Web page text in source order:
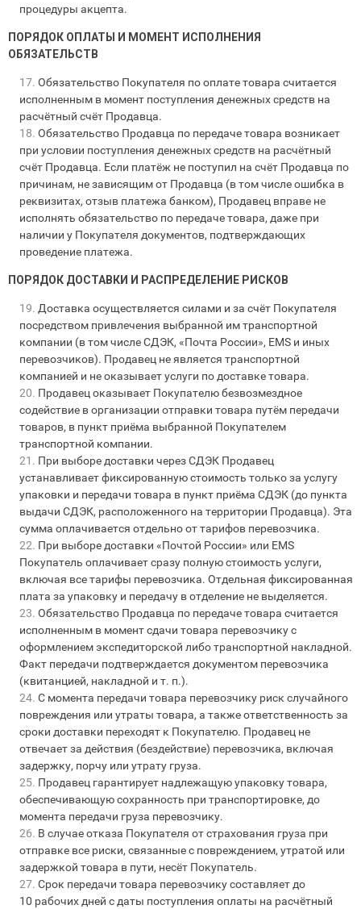
процедуры акцепта.
ПОРЯДОК ОПЛАТЫ И МОМЕНТ ИСПОЛНЕНИЯ
ОБЯЗАТЕЛЬСТВ
Обязательство Покупателя по оплате товара считается
исполненным в момент поступления денежных средств на
расчётный счёт Продавца.
Обязательство Продавца по передаче товара возникает
при условии поступления денежных средств на расчётный
счёт Продавца. Если платёж не поступил на счёт Продавца по
причинам, не зависящим от Продавца (в том числе ошибка в
реквизитах, отзыв платежа банком), Продавец вправе не
исполнять обязательство по передаче товара, даже при
наличии у Покупателя документов, подтверждающих
проведение платежа.
ПОРЯДОК ДОСТАВКИ И РАСПРЕДЕЛЕНИЕ РИСКОВ
Доставка осуществляется силами и за счёт Покупателя
посредством привлечения выбранной им транспортной
компании (в том числе СДЭК, «Почта России», EMS и иных
перевозчиков). Продавец не является транспортной
компанией и не оказывает услуги по доставке товара.
Продавец оказывает Покупателю безвозмездное
содействие в организации отправки товара путём передачи
товаров, в пункт приёма выбранной Покупателем
транспортной компании.
При выборе доставки через СДЭК Продавец
устанавливает фиксированную стоимость только за услугу
упаковки и передачи товара в пункт приёма СДЭК (до пункта
выдачи СДЭК, расположенного на территории Продавца). Эта
сумма оплачивается отдельно от тарифов перевозчика.
При выборе доставки «Почтой России» или EMS
Покупатель оплачивает сразу полную стоимость услуги,
включая все тарифы перевозчика. Отдельная фиксированная
плата за упаковку и передачу в отделение не выделяется.
Обязательство Продавца по передаче товара считается
исполненным в момент сдачи товара перевозчику с
оформлением экспедиторской либо транспортной накладной.
Факт передачи подтверждается документом перевозчика
(квитанцией, накладной и т. п.).
С момента передачи товара перевозчику риск случайного
повреждения или утраты товара, а также ответственность за
сроки доставки переходят к Покупателю. Продавец не
отвечает за действия (бездействие) перевозчика, включая
задержку, порчу или утрату груза.
Продавец гарантирует надлежащую упаковку товара,
обеспечивающую сохранность при транспортировке, до
момента передачи груза перевозчику.
В случае отказа Покупателя от страхования груза при
отправке все риски, связанные с повреждением, утратой или
задержкой товара в пути, несёт Покупатель.
Срок передачи товара перевозчику составляет до
10 рабочих дней с даты поступления оплаты на расчётный